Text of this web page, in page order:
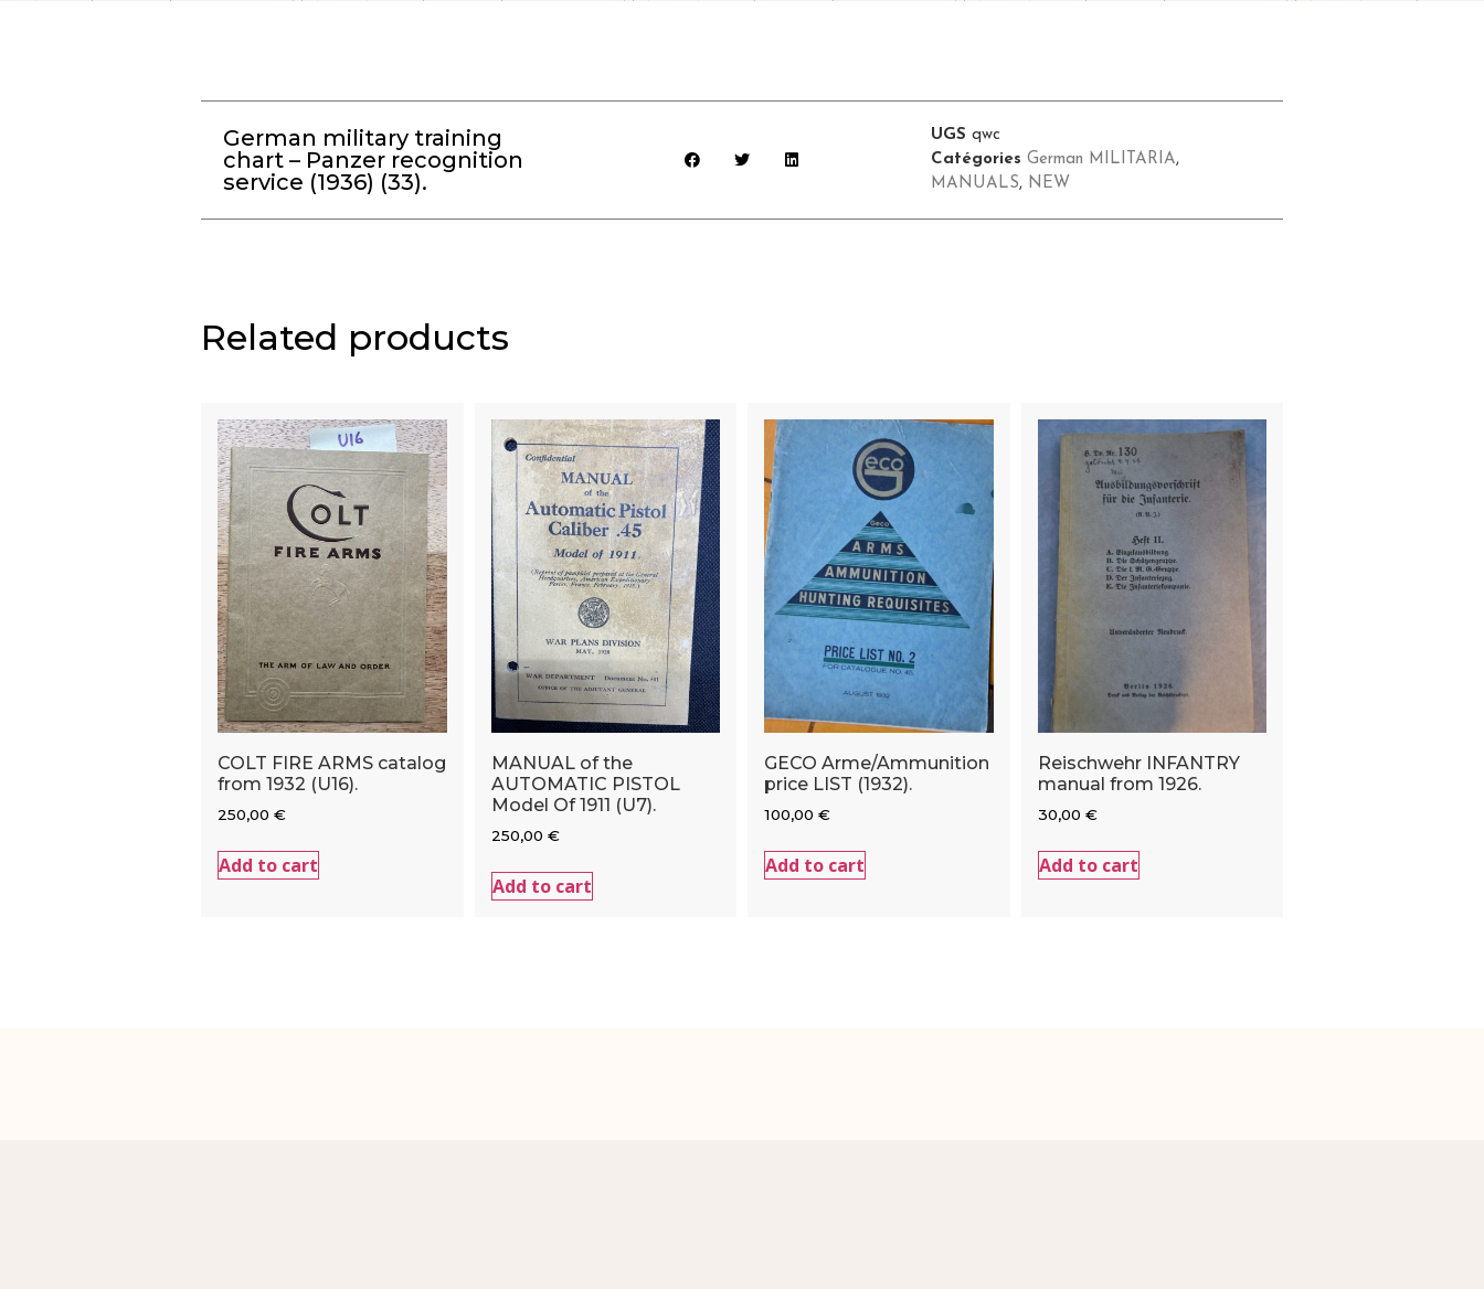
German military training
chart – Panzer recognition
service (1936) (33).
UGS qwc
Catégories German MILITARIA,
MANUALS, NEW
Related products
COLT FIRE ARMS catalog
from 1932 (U16).
250,00 €
Add to cart
MANUAL of the
AUTOMATIC PISTOL
Model Of 1911 (U7).
250,00 €
Add to cart
GECO Arme/Ammunition
price LIST (1932).
100,00 €
Add to cart
Reischwehr INFANTRY
manual from 1926.
30,00 €
Add to cart